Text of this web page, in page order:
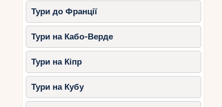
Тури до Франції
Тури на Кабо-Верде
Тури на Кіпр
Тури на Кубу